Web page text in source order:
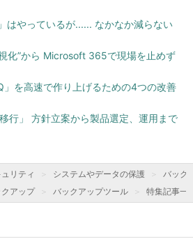
はやっているが...... なかなか減らない
化”から Microsoft 365で現場を止めず
」を高速で作り上げるための4つの改善
行」 方針立案から製品選定、運用まで
リティ システムやデータの保護
バック
アップ バックアップツール 特集記事一